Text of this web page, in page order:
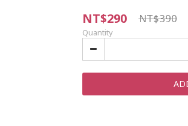
NT$290 NT$390
Quantity